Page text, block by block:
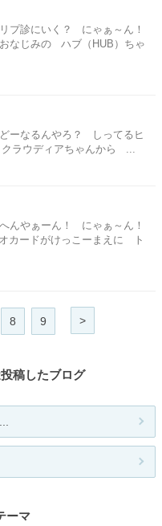
診にいく？ にゃぁ～ん！
なじみの ハブ（HUB）ちゃ
ーなるんやろ？ しってるヒ
ラウディアちゃんから ...
やぁーん！ にゃぁ～ん！
カードがけっこーまえに ト
8 9 >
稿したブログ
ーマ